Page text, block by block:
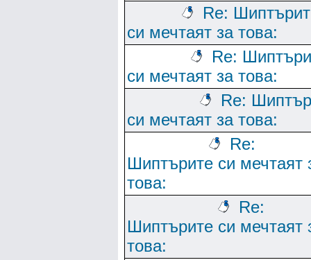
Re:
си мечтаят за това:
Re:
си мечтаят за това:
Re:
си мечтаят за това:
Re:
Шиптърите си мечтаят
това:
Re:
Шиптърите си мечтаят
това: